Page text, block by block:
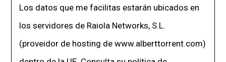
Los datos que me facilitas estarán ubicados en
los servidores de Raiola Networks, S.L.
(proveidor de hosting de www.alberttorrent.com)